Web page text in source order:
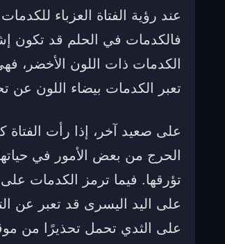
عند رؤية الفتاة العزباء
فالكدمات في الحلم قد تكون
الكدمات ذات اللون الأخضر،
تعبر الكدمات بيضاء اللون عن
على صعيد آخر، إذا رأت
الحرج من بعض الأمور في
تؤرقها. فيما ترمز الكدمات على
على اليد اليسرى قد تعبر عن
على الثدي تحمل تحذيرًا من